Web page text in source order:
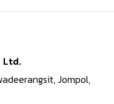
Ltd.
Jompol,